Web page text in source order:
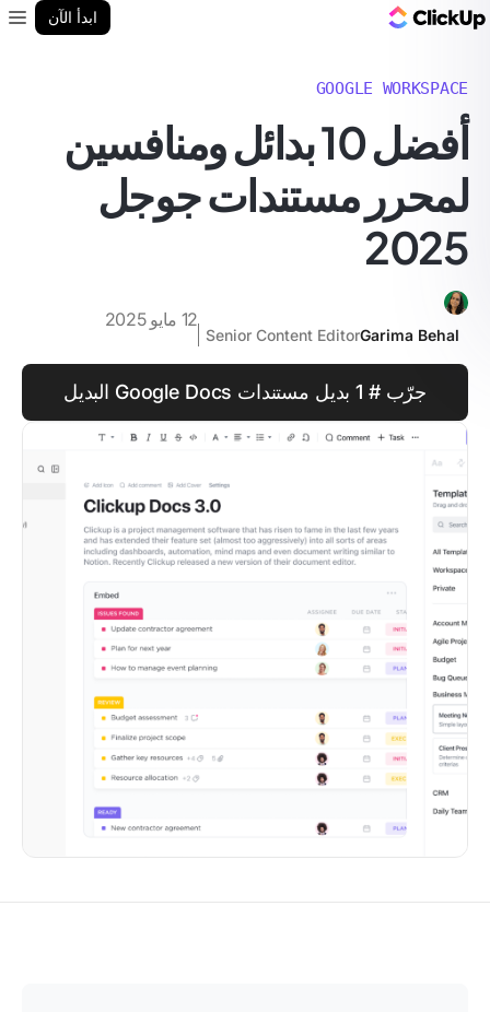
ابدأ الآن
GOOGLE WORKSPACE
أفضل 10 بدائل ومنافسين
لمحرر مستندات جوجل
2025
Garima Behal
Senior Content Editor
12 مايو 2025
جرّب # 1 بديل مستندات Google Docs البديل